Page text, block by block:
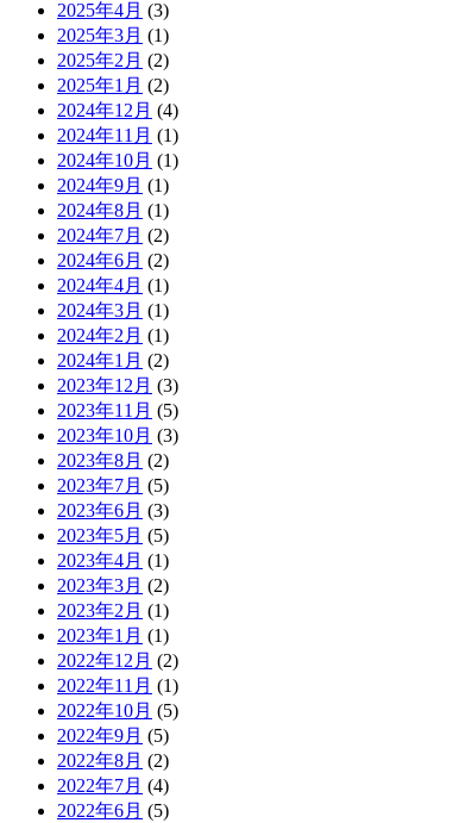
2025年4月 (3)
2025年3月 (1)
2025年2月 (2)
2025年1月 (2)
2024年12月 (4)
2024年11月 (1)
2024年10月 (1)
2024年9月 (1)
2024年8月 (1)
2024年7月 (2)
2024年6月 (2)
2024年4月 (1)
2024年3月 (1)
2024年2月 (1)
2024年1月 (2)
2023年12月 (3)
2023年11月 (5)
2023年10月 (3)
2023年8月 (2)
2023年7月 (5)
2023年6月 (3)
2023年5月 (5)
2023年4月 (1)
2023年3月 (2)
2023年2月 (1)
2023年1月 (1)
2022年12月 (2)
2022年11月 (1)
2022年10月 (5)
2022年9月 (5)
2022年8月 (2)
2022年7月 (4)
2022年6月 (5)